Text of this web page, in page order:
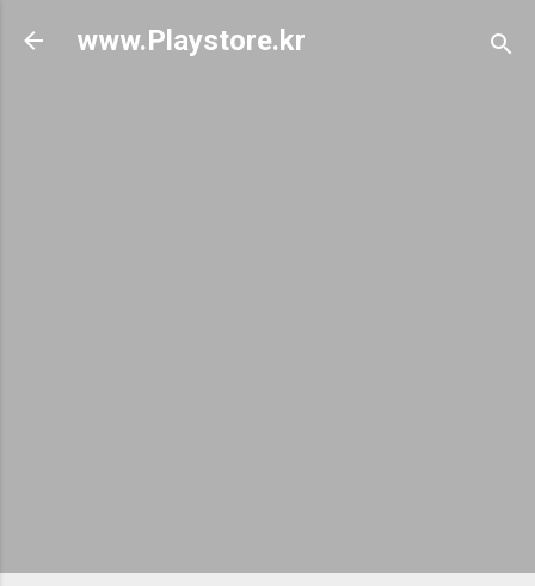
기본 콘텐츠로 건너뛰기
www.Playstore.kr